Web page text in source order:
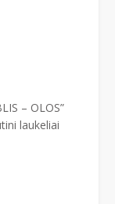
– OLOS”
laukeliai